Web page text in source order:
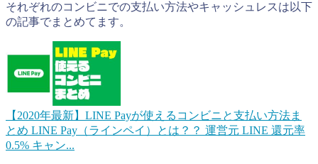
それぞれのコンビニでの支払い方法やキャッシュレスは以下
の記事でまとめてます。
【2020年最新】LINE Payが使えるコンビニと支払い方法ま
とめ LINE Pay（ラインペイ）とは？？ 運営元 LINE 還元率
0.5% キャン...